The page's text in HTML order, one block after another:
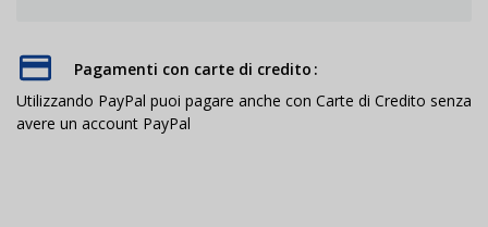
Pagamenti con carte di credito
Utilizzando PayPal puoi pagare anche con Carte di Credito senza
avere un account PayPal